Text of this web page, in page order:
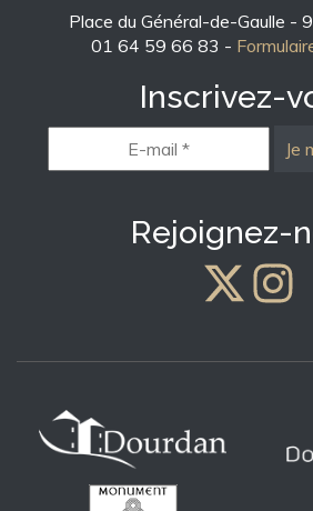
Place du Général-de-Gaulle -
01 64 59 66 83 -
Inscrivez-
mail
*
Rejoignez-